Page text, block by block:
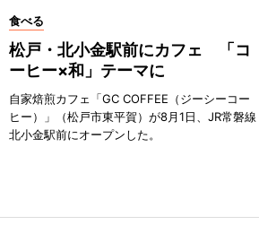
食べる
松戸・北小金駅前にカフェ 「コ
ーヒー×和」テーマに
自家焙煎カフェ「GC COFFEE（ジーシーコー
ヒー）」（松戸市東平賀）が8月1日、JR常磐線
北小金駅前にオープンした。